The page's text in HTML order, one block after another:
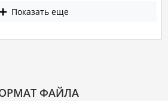
Показать еще
ФАЙЛА